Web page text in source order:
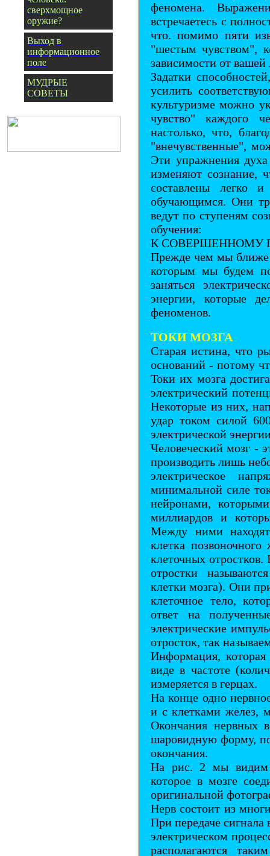
сверхмощное
оружие?
Выход в
информационное
поле
МУДРЫЕ
СОВЕТЫ
феномена.
встречаетесь с
что. помимо пяти
"шестым чувством",
зависимости от
Задатки
усилить
культуризме можно
чувство" каждого
настолько, что,
"внечувственные",
Эти упражнения
изменяют сознание,
составлены легко
обучающимся. Они
ведут по ступеням
обучения:
К СОВЕРШЕННОМУ
Прежде чем мы ближе
которым мы будем
заняться
энергии, которые
феноменов.
ТОКИ МОЗГА
Старая истина, что
оснований - потому
Токи их мозга
электрический
Некоторые из них,
удар током силой
электрической
Человеческий мозг -
производить лишь
электрическое
минимальной силе
нейронами,
миллиардов и
Между ними
клетка
клеточных отростков.
отростки
клетки мозга). Они
клеточное тело,
ответ на
электрические
отросток, так
Информация, которая
виде в частоте
измеряется в герцах.
На конце одно
и с клетками желез,
Окончания нервных
шаровидную форму,
окончания.
На рис. 2 мы видим
которое в мозге
оригинальной
Нерв состоит из
При передаче сигнала
электрическом
располагаются